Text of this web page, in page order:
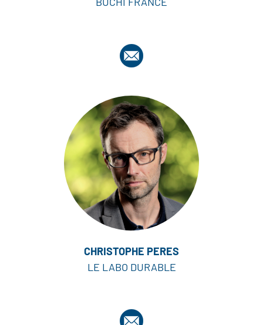
BUCHI FRANCE
CHRISTOPHE PERES
LE LABO DURABLE